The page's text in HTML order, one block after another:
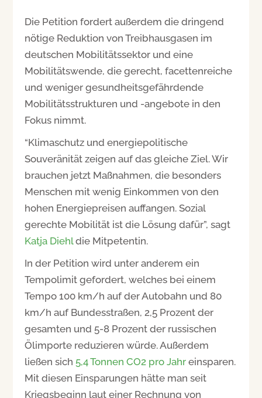
Die Petition fordert außerdem die dringend
nötige Reduktion von Treibhausgasen im
deutschen Mobilitätssektor und eine
Mobilitätswende, die gerecht, facettenreiche
und weniger gesundheitsgefährdende
Mobilitätsstrukturen und -angebote in den
Fokus nimmt.
“Klimaschutz und energiepolitische
Souveränität zeigen auf das gleiche Ziel. Wir
brauchen jetzt Maßnahmen, die besonders
Menschen mit wenig Einkommen von den
hohen Energiepreisen auffangen. Sozial
gerechte Mobilität ist die Lösung dafür”, sagt
Katja Diehldie Mitpetentin.
In der Petition wird unter anderem ein
Tempolimit gefordert, welches bei einem
Tempo 100 km/h auf der Autobahn und 80
km/h auf Bundesstraßen, 2,5 Prozent der
gesamten und 5-8 Prozent der russischen
Ölimporte reduzieren würde. Außerdem
ließen sich 5,4 Tonnen CO2 pro Jahr einsparen.
Mit diesen Einsparungen hätte man seit
Kriegsbeginn laut einer Rechnung von